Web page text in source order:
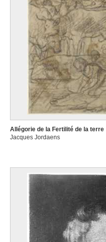
Allégorie de la Fertilité de la terre
Jacques Jordaens